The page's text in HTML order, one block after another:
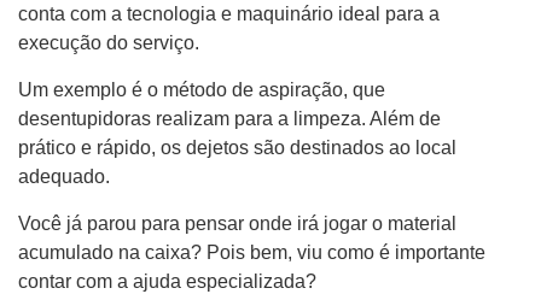
conta com a tecnologia e maquinário ideal para a
execução do serviço.
Um exemplo é o método de aspiração, que
desentupidoras realizam para a limpeza. Além de
prático e rápido, os dejetos são destinados ao local
adequado.
Você já parou para pensar onde irá jogar o material
acumulado na caixa? Pois bem, viu como é importante
contar com a ajuda especializada?